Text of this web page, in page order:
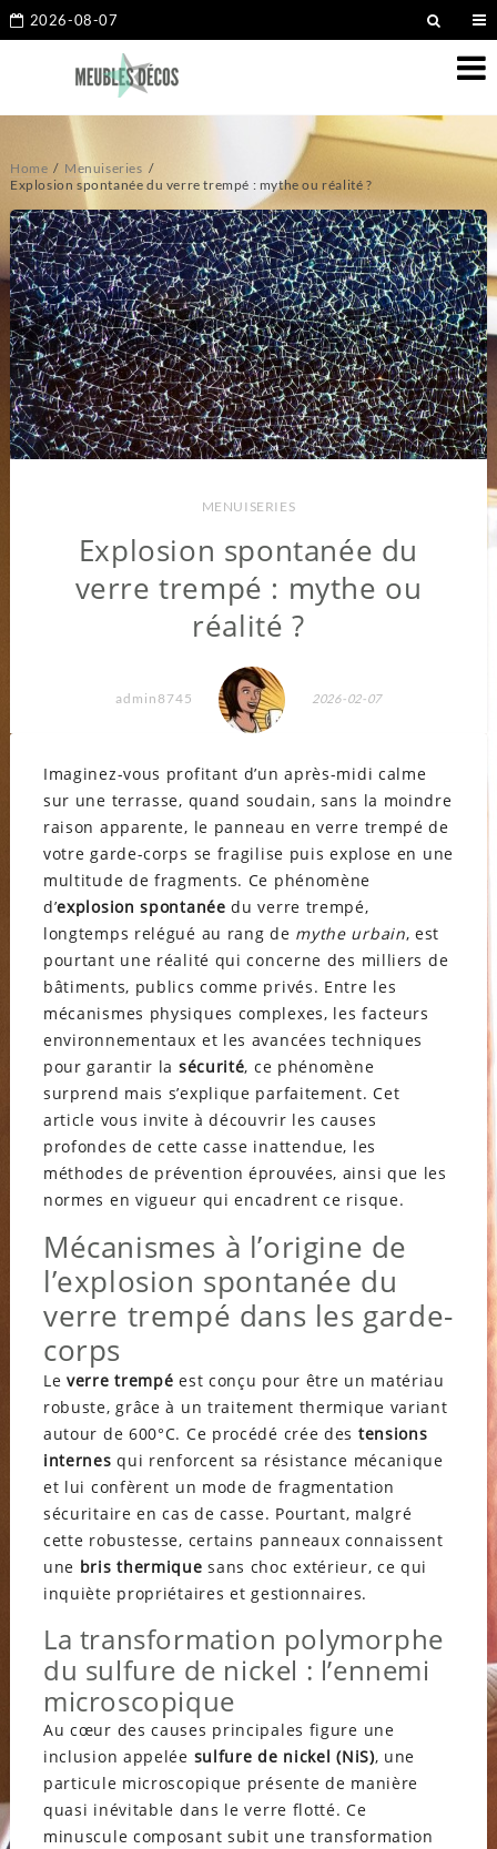
2026-08-07
Home
Menuiseries
Explosion spontanée du verre trempé : mythe ou réalité ?
MENUISERIES
Explosion spontanée du
verre trempé : mythe ou
réalité ?
admin8745 2026-02-07
Imaginez-vous profitant d’un après-midi calme
sur une terrasse, quand soudain, sans la moindre
raison apparente, le panneau en verre trempé de
votre garde-corps se fragilise puis explose en une
multitude de fragments. Ce phénomène
d’explosion spontanée du verre trempé,
longtemps relégué au rang de mythe urbain, est
pourtant une réalité qui concerne des milliers de
bâtiments, publics comme privés. Entre les
mécanismes physiques complexes, les facteurs
environnementaux et les avancées techniques
pour garantir la sécurité, ce phénomène
surprend mais s’explique parfaitement. Cet
article vous invite à découvrir les causes
profondes de cette casse inattendue, les
méthodes de prévention éprouvées, ainsi que les
normes en vigueur qui encadrent ce risque.
Mécanismes à l’origine de
l’explosion spontanée du
verre trempé dans les garde-
corps
Leverre trempé est conçu pour être un matériau
robuste, grâce à un traitement thermique variant
autour de 600°C. Ce procédé crée des tensions
internes qui renforcent sa résistance mécanique
et lui confèrent un mode de fragmentation
sécuritaire en cas de casse. Pourtant, malgré
cette robustesse, certains panneaux connaissent
une bris thermique sans choc extérieur, ce qui
inquiète propriétaires et gestionnaires.
La transformation polymorphe
du sulfure de nickel : l’ennemi
microscopique
Au cœur des causes principales figure une
inclusion appelée sulfure de nickel (NiS), une
particule microscopique présente de manière
quasi inévitable dans le verre flotté. Ce
minuscule composant subit une transformation